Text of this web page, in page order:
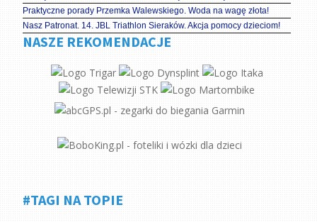
Praktyczne porady Przemka Walewskiego. Woda na wagę złota!
Nasz Patronat. 14. JBL Triathlon Sieraków. Akcja pomocy dzieciom!
NASZE REKOMENDACJE
#TAGI NA TOPIE